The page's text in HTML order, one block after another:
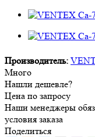
Производитель:
Много
Нашли дешевле?
Цена по запросу
Наши менеджеры
условия заказа
Поделиться